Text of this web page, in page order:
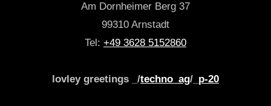
Am Dornheimer Berg 37
99310 Arnstadt
Tel: +49 3628 5152860
lovley greetings _/techno_ag/_ p-20